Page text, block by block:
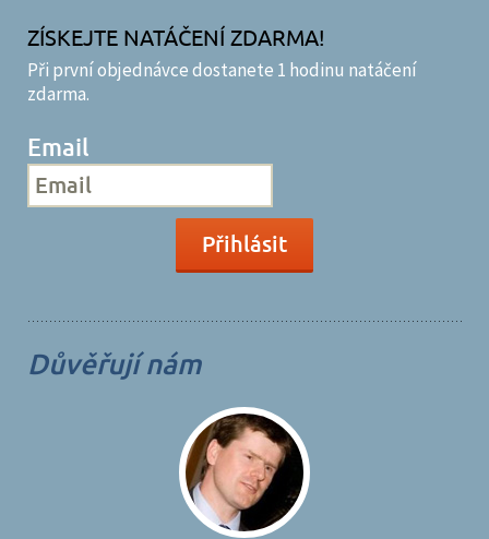
ZÍSKEJTE NATÁČENÍ ZDARMA!
Při první objednávce dostanete 1 hodinu natáčení
zdarma.
Email
Důvěřují nám